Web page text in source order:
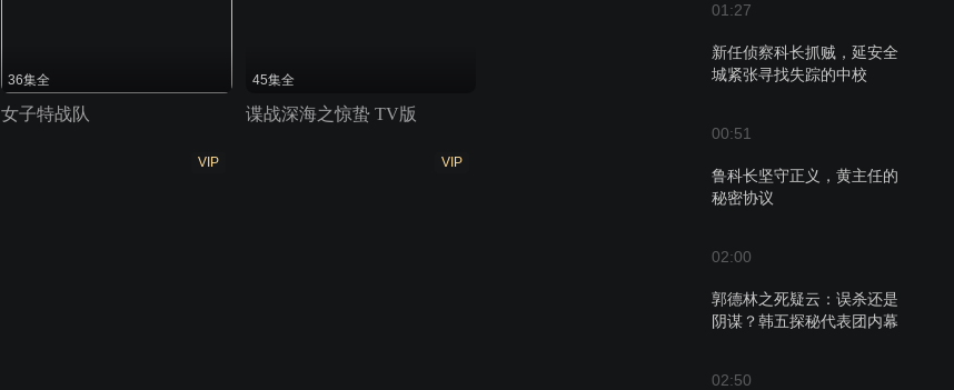
01:27
新任侦察科长抓贼，延安全
城紧张寻找失踪的中校
00:51
鲁科长坚守正义，黄主任的
秘密协议
02:00
郭德林之死疑云：误杀还是
阴谋？韩五探秘代表团内幕
02:50
36集全
女子特战队
45集全
谍战深海之惊蛰 TV版
VIP VIP